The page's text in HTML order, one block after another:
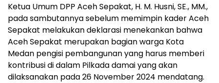
Ketua Umum DPP Aceh Sepakat, H. M. Husni, SE., MM.,
pada sambutannya sebelum memimpin kader Aceh
Sepakat melakukan deklarasi menekankan bahwa
Aceh Sepakat merupakan bagian warga Kota
Medan pengisi pembangunan yang harus memberi
kontribusi di dalam Pilkada damai yang akan
dilaksanakan pada 26 November 2024 mendatang.